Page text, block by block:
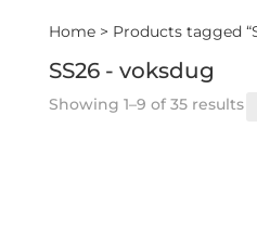
Home> Products tagged
SS26 - voksdug
Showing 1–9 of 35 results